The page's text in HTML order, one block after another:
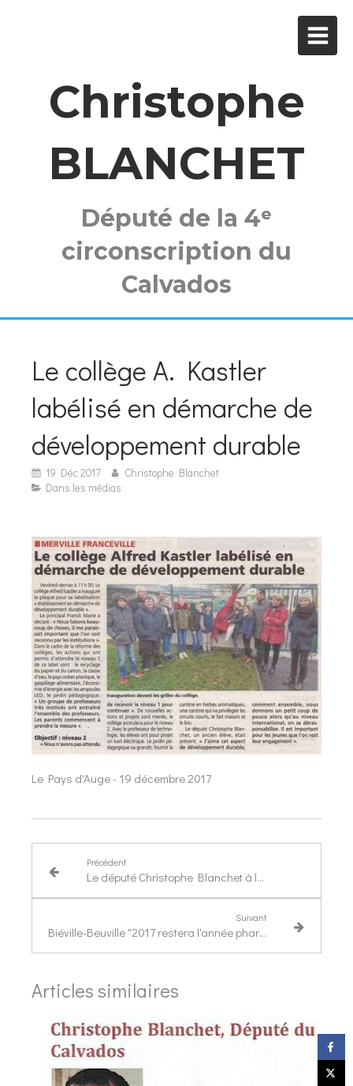
Christophe
BLANCHET
Député de la 4ᵉ
circonscription du
Calvados
Le collège A. Kastler
labélisé en démarche de
développement durable
19 Déc 2017
Christophe Blanchet
Dans les médias
Le Pays d'Auge - 19 décembre 2017
Précédent
Le député Christophe Blanchet à la rencontre des sauveteurs en mer
Suivant
Biéville-Beuville "2017 restera l'année phare du présent mandat"
Articles similaires